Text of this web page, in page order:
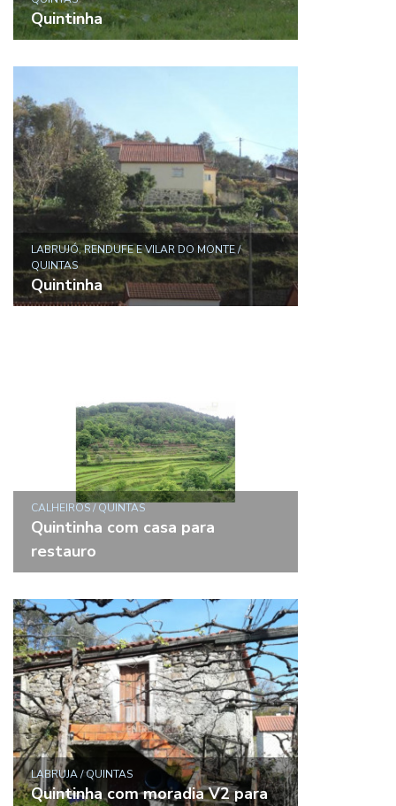
Quintinha
LABRUJÓ, RENDUFE E VILAR DO MONTE /
QUINTAS
Quintinha
CALHEIROS / QUINTAS
Quintinha com casa para
restauro
LABRUJA / QUINTAS
Quintinha com moradia V2 para